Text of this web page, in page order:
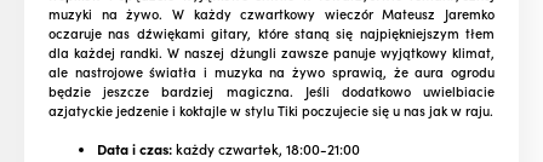
muzyki na żywo. W każdy czwartkowy wieczór Mateusz Jaremko
oczaruje nas dźwiękami gitary, które staną się najpiękniejszym tłem
dla każdej randki. W naszej dżungli zawsze panuje wyjątkowy klimat,
ale nastrojowe światła i muzyka na żywo sprawią, że aura ogrodu
będzie jeszcze bardziej magiczna. Jeśli dodatkowo uwielbiacie
azjatyckie jedzenie i koktajle w stylu Tiki poczujecie się u nas jak w raju.
Data i czas:każdy czwartek, 18:00-21:00